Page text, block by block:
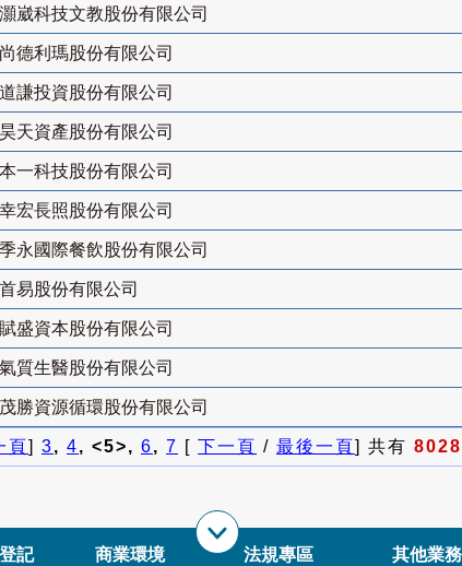
灝崴科技文教股份有限公司
尚德利瑪股份有限公司
道謙投資股份有限公司
昊天資產股份有限公司
本一科技股份有限公司
幸宏長照股份有限公司
季永國際餐飲股份有限公司
首易股份有限公司
賦盛資本股份有限公司
氣質生醫股份有限公司
茂勝資源循環股份有限公司
頁] 3, 4, <5>, 6, 7 [ 下一頁 / 最後一頁] 共有 8028
記 商業環境 法規專區 其他業務